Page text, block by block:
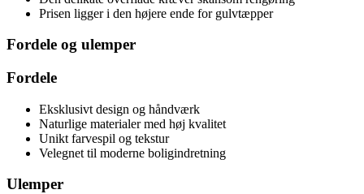
Prisen ligger i den højere ende for gulvtæpper
Fordele og ulemper
Fordele
Eksklusivt design og håndværk
Naturlige materialer med høj kvalitet
Unikt farvespil og tekstur
Velegnet til moderne boligindretning
Ulemper